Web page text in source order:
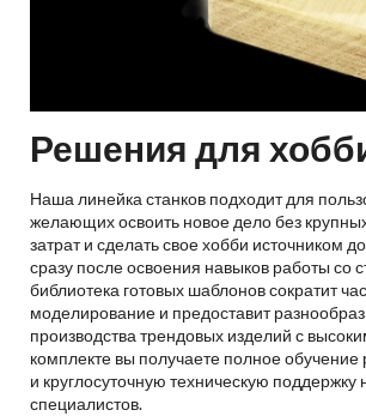
Решения для
Наша линейка станков подходит для
желающих освоить новое дело без
затрат и сделать свое хобби источником
сразу после освоения навыков работы со
библиотека готовых шаблонов сократит
моделирование и предоставит
производства трендовых изделий с
комплекте вы получаете полное обучение
и круглосуточную техническую поддержку
специалистов.